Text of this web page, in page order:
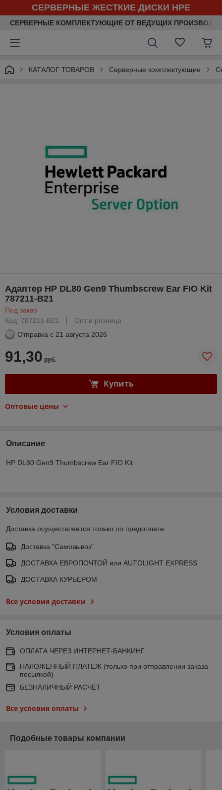
СЕРВЕРНЫЕ ЖЕСТКИЕ ДИСКИ HPE
СЕРВЕРНЫЕ КОМПЛЕКТУЮЩИЕ ОТ ВЕДУЩИХ
КАТАЛОГ ТОВАРОВ Серверные комплектующие
Адаптер HP DL80 Gen9 Thumbscrew Ear FIO Kit
787211-B21
Под заказ
Код: 787211-B21
Опт и розница
Отправка с 21 августа 2026
91,30 руб.
Купить
Оптовые цены
Описание
HP DL80 Gen9 Thumbscrew Ear FIO Kit
Условия доставки
Доставка осуществляется только по предоплате.
Доставка "Самовывоз"
ДОСТАВКА ЕВРОПОЧТОЙ или AUTOLIGHT EXPRESS
ДОСТАВКА КУРЬЕРОМ
Все условия доставки
Условия оплаты
ОПЛАТА ЧЕРЕЗ ИНТЕРНЕТ-БАНКИНГ
НАЛОЖЕННЫЙ ПЛАТЕЖ (только при отправлении заказа
посылкой)
БЕЗНАЛИЧНЫЙ РАСЧЕТ
Все условия оплаты
Подобные товары компании